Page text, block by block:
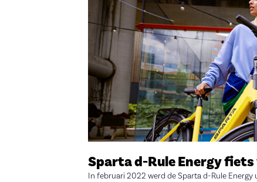
Sparta d-Rule Energy
In februari 2022 werd de Sparta d-Rule